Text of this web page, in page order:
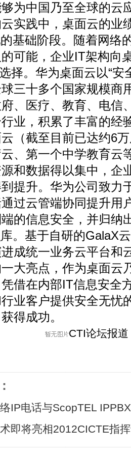
为中国乃至全球的云
践中，桌面云的业
基础阶段。随着网络
可能，企业IT架构向
择。华为桌面云以“安
三十多个国家规模商
、医疗、教育、电信
业，积累了丰富的经
（截至目前已达约6
、第一个中学教育云
和数据得以集中，企
提升。华为公司致力
过云管端协同提升用
的信息安全，并归纳
。基于自研的GalaX
成统一业务云平台和
大亮点，作为桌面云
借在内部IT信息安全
业客户提供安全无忧
得成功。
CTI论坛报道
IP电话与ScopTEL
即将亮相2012CICTE指